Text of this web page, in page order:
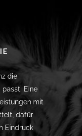
die
Eine
mit
dafür
Eindruck